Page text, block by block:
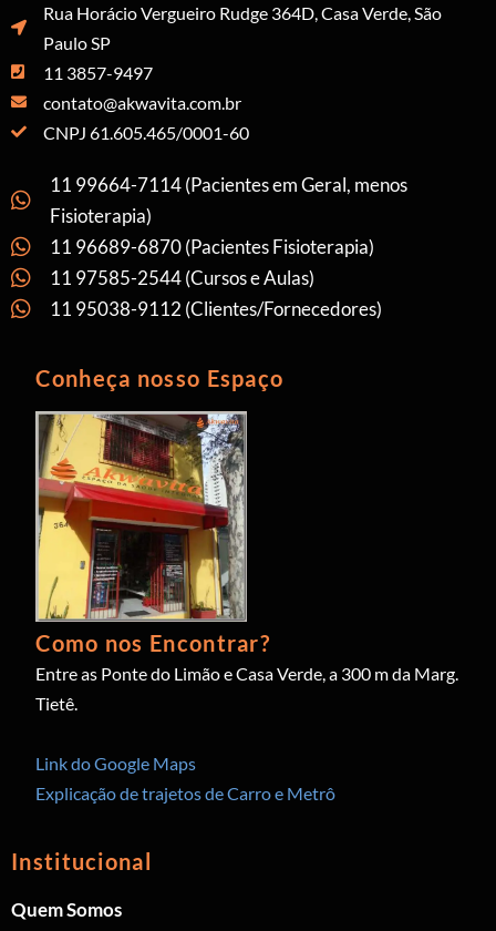
Rua Horácio Vergueiro Rudge 364D, Casa Verde, São
Paulo SP
11 3857-9497
contato@akwavita.com.br
CNPJ 61.605.465/0001-60
11 99664-7114 (Pacientes em Geral, menos
Fisioterapia)
11 96689-6870 (Pacientes Fisioterapia)
11 97585-2544 (Cursos e Aulas)
11 95038-9112 (Clientes/Fornecedores)
Conheça nosso Espaço
Como nos Encontrar?
Entre as Ponte do Limão e Casa Verde, a 300 m da Marg.
Tietê.
Link do Google Maps
Explicação de trajetos de Carro e Metrô
Institucional
Quem Somos